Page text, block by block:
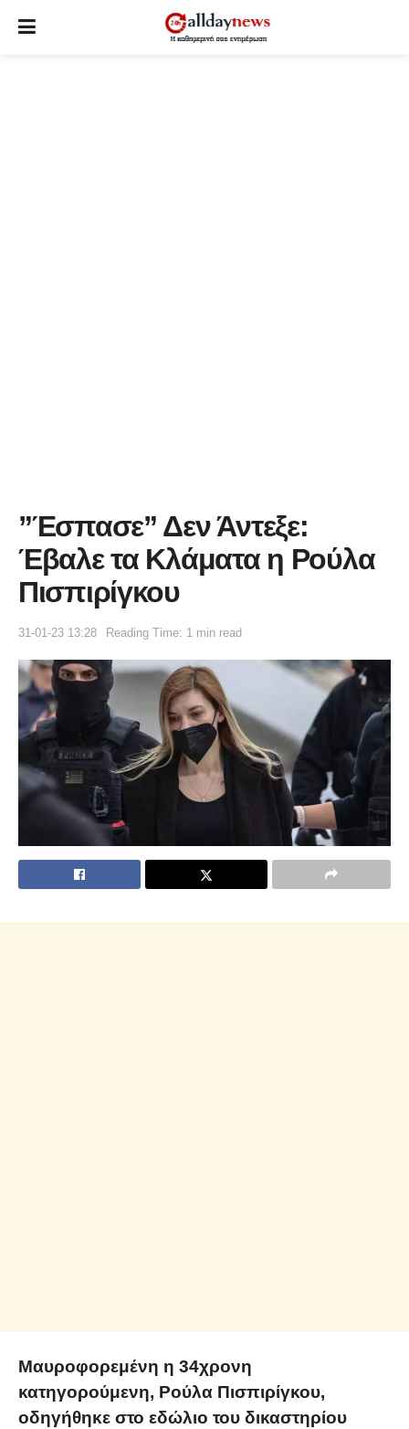
”Έσπασε” Δεν Άντεξε:
Έβαλε τα Κλάματα η Ρούλα
Πισπιρίγκου
31-01-23 13:28 Reading Time: 1 min read
Μαυροφορεμένη η 34χρονη
κατηγορούμενη, Ρούλα Πισπιρίγκου,
οδηγήθηκε στο εδώλιο του δικαστηρίου